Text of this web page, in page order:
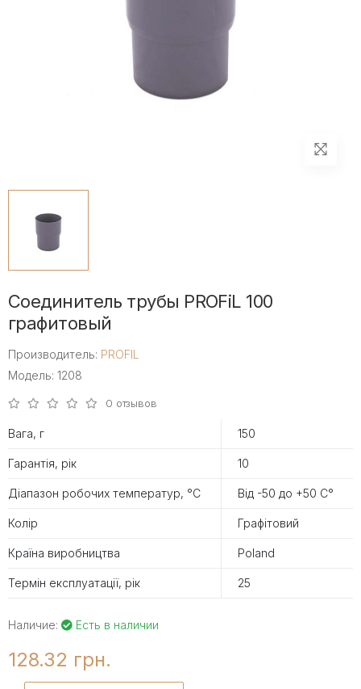
Соединитель трубы PROFiL 100
графитовый
Производитель: PROFIL
Модель: 1208
0 отзывов
Вага, г 150
Гарантія, рік 10
Діапазон робочих температур, °С Від -50 до +50 С°
Колір Графітовий
Країна виробництва Poland
Термін експлуатації, рік 25
Наличие: Есть в наличии
128.32 грн.